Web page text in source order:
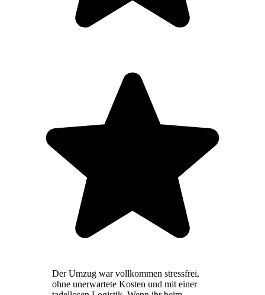
Der Umzug war vollkommen stressfrei,
ohne unerwartete Kosten und mit einer